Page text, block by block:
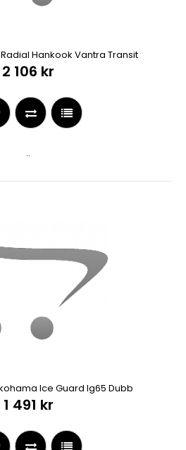
Radial Hankook Vantra Transit
2 106 kr
..
Ice Guard Ig65 Dubb
1 491 kr